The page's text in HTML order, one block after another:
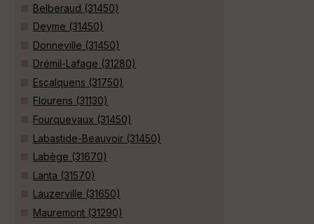
Belberaud (31450)
Deyme (31450)
Donneville (31450)
Drémil-Lafage (31280)
Escalquens (31750)
Flourens (31130)
Fourquevaux (31450)
Labastide-Beauvoir (31450)
Labège (31670)
Lanta (31570)
Lauzerville (31650)
Mauremont (31290)